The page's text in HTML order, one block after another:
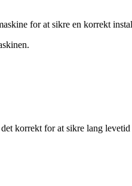
for at sikre en korrekt
korrekt for at sikre lang